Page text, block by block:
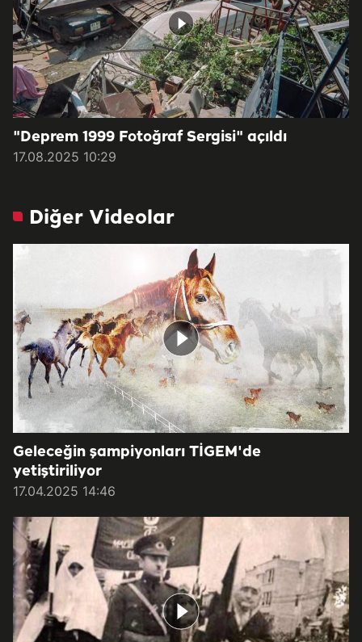
"Deprem 1999 Fotoğraf Sergisi" açıldı
17.08.2025 10:29
Diğer Videolar
Geleceğin şampiyonları TİGEM'de
yetiştiriliyor
17.04.2025 14:46